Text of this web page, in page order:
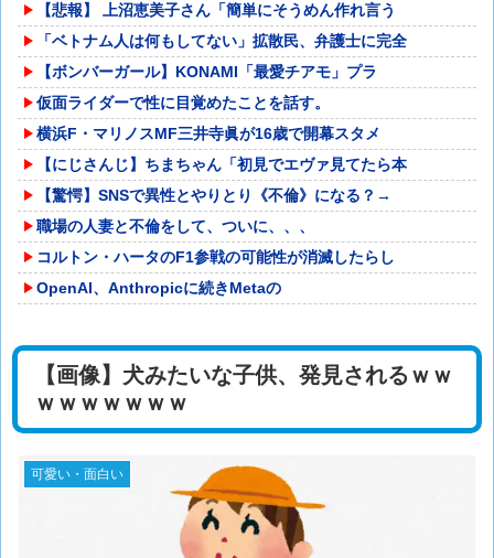
【悲報】 上沼恵美子さん「簡単にそうめん作れ言う
「ベトナム人は何もしてない」拡散民、弁護士に完全
【ボンバーガール】KONAMI「最愛チアモ」プラ
仮面ライダーで性に目覚めたことを話す。
横浜F・マリノスMF三井寺眞が16歳で開幕スタメ
【にじさんじ】ちまちゃん「初見でエヴァ見てたら本
【驚愕】SNSで異性とやりとり《不倫》になる？→
職場の人妻と不倫をして、ついに、、、
コルトン・ハータのF1参戦の可能性が消滅したらし
OpenAI、Anthropicに続きMetaの
【画像】犬みたいな子供、発見されるｗｗ
ｗｗｗｗｗｗｗ
可愛い・面白い